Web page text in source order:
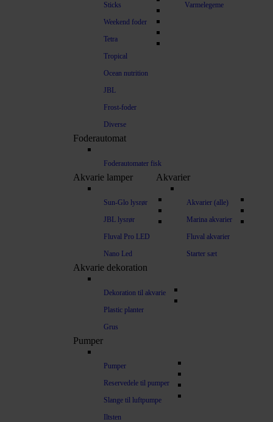
Sticks
Weekend foder
Tetra
Tropical
Ocean nutrition
JBL
Frost-foder
Diverse
Varmelegeme
Foderautomat
Foderautomater fisk
Akvarie lamper
Sun-Glo lysrør
JBL lysrør
Fluval Pro LED
Nano Led
Akvarier
Akvarier (alle)
Marina akvarier
Fluval akvarier
Starter sæt
Akvarie dekoration
Dekoration til akvarie
Plastic planter
Grus
Pumper
Pumper
Reservedele til pumper
Slange til luftpumpe
Iltsten